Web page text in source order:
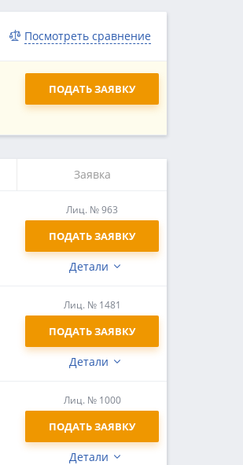
Посмотреть сравнение
ПОДАТЬ ЗАЯВКУ
Заявка
Детали
Лиц. № 963
ПОДАТЬ ЗАЯВКУ
Детали
Лиц. № 1481
ПОДАТЬ ЗАЯВКУ
Детали
Лиц. № 1000
ПОДАТЬ ЗАЯВКУ